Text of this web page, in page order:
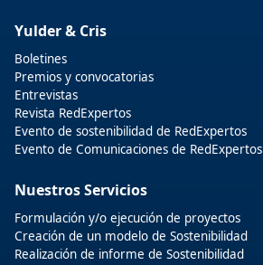
Yulder & Cris
Boletines
Premios y convocatorias
Entrevistas
Revista RedExpertos
Evento de sostenibilidad de RedExpertos
Evento de Comunicaciones de RedExpertos
Nuestros Servicios
Formulación y/o ejecución de proyectos
Creación de un modelo de Sostenibilidad
Realización de informe de Sostenibilidad